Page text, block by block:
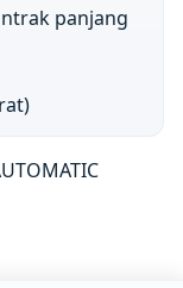
panjang